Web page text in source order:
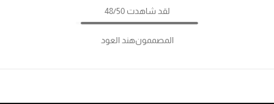
لقد شاهدت 48/50
المصممونهند العود